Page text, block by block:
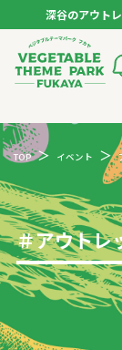
深谷のアウト
トッ
モデ
スポ
イベ
体験
特集
TOP イベント
＃アウトレ